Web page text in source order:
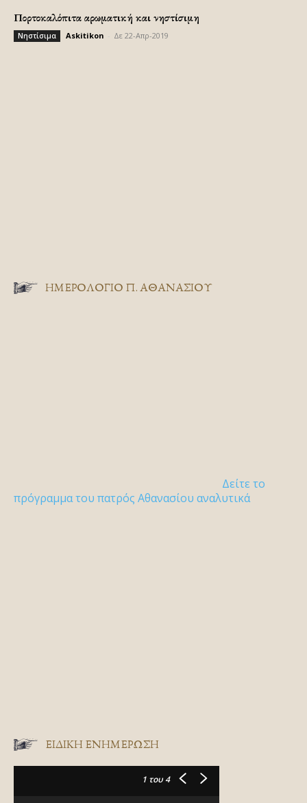
Πορτοκαλόπιτα αρωματική και νηστίσιμη
Νηστίσιμα Askitikon Δε 22-Απρ-2019
ΗΜΕΡΟΛΟΓΙΟ Π. ΑΘΑΝΑΣΙΟΥ
Δείτε το
πρόγραμμα του πατρός Αθανασίου αναλυτικά
ΕΙΔΙΚΉ ΕΝΗΜΈΡΩΣΗ
1 του 4